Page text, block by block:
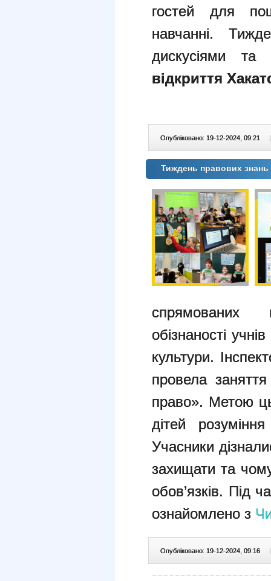
гостей для
навчанні.
дискусіями
відкриття
Опубліковано: 19-12-2024, 09:21 |
Тиждень правових знань
спрямованих
обізнаності
культури.
провела
право». Метою
дітей
Учасники
захищати та
обов’язків. Під
ознайомлено з
Опубліковано: 19-12-2024, 09:16 |